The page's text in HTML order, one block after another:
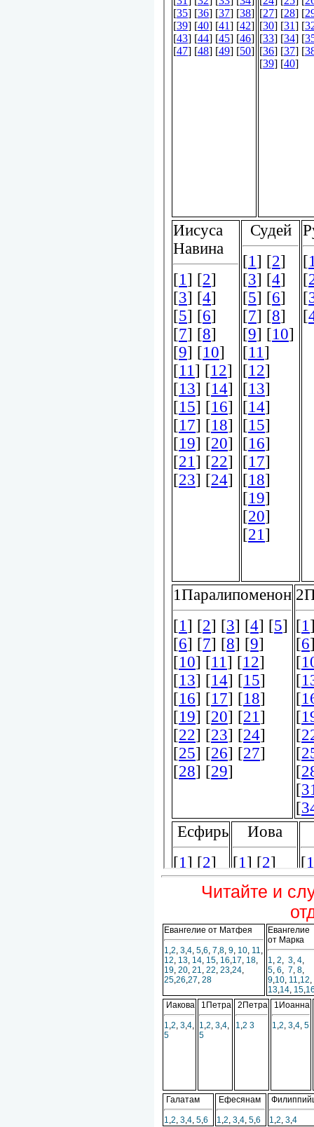
Читайте и
Евангелие от Матфея
1,2, 3,4, 5,6, 7,8, 9, 10, 11,
12, 13, 14, 15, 16,17, 18,
19, 20, 21, 22, 23,24,
25,26,27, 28
Евангелие
от Марка
1, 2, 3, 4,
5, 6, 7, 8,
9,10, 11,12,
13,14, 15,
Иакова
1,2, 3,4,
5
1Петра
1,2, 3,4,
5
2Петра
1,2 3
1Иоанна
1,2, 3,4, 5
Галатам
1,2, 3,4, 5,6
Ефесянам
1,2, 3,4, 5,6 1,2, 3,4